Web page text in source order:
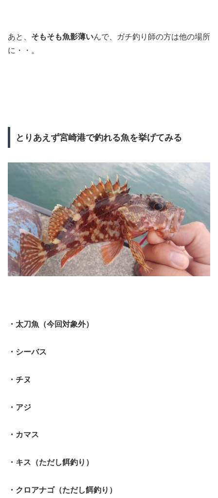
あと、 そもそも魚影薄いんで、ガチ釣り師の方は他の場所
に・・。
とりあえず宮崎港で釣れる魚を挙げてみる
・太刀魚（今回対象外）
・シーバス
・チヌ
・アジ
・カマス
・キス（ただし餌釣り）
・クロアナゴ（ただし餌釣り）